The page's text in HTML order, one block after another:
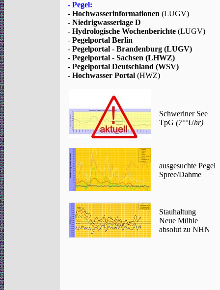
- Pegel:
- Hochwasserinformationen (LUGV)
- Niedrigwasserlage D
- Hydrologische Wochenberichte (LUGV)
- Pegelportal Berlin
- Pegelportal - Brandenburg (LUGV)
- Pegelportal - Sachsen (LHWZ)
- Pegelportal Deutschland (WSV)
- Hochwasser Portal (HWZ)
Schweriner See
TpG (7°°Uhr)
ausgesuchte Pegel
Spree/Dahme
Stauhaltung
Neue Mühle
absolut zu NHN